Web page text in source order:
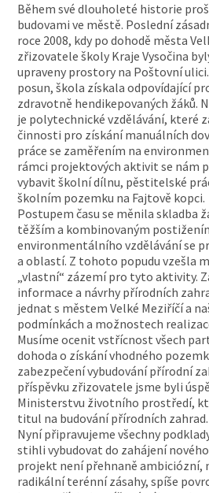
Během své dlouholeté historie
budovami ve městě. Poslední
roce 2008, kdy po dohodě města
zřizovatele školy Kraje Vysočina
upraveny prostory na Poštovní
posun, škola získala odpovídající
zdravotně hendikepovaných žáků.
je polytechnické vzdělávání, které
činnosti pro získání manuálních
práce se zaměřením na
rámci projektových aktivit se nám
vybavit školní dílnu, pěstitelské
školním pozemku na Fajtově kopci.
Postupem času se měnila skladba
těžším a kombinovaným
environmentálního vzdělávání se
a oblastí. Z tohoto popudu vzešla
„vlastní“ zázemí pro tyto aktivity.
informace a návrhy přírodních
jednat s městem Velké Meziříčí a
podmínkách a možnostech
Musíme ocenit vstřícnost všech
dohoda o získání vhodného
zabezpečení vybudování přírodní
příspěvku zřizovatele jsme byli
Ministerstvu životního prostředí,
titul na budování přírodních zahrad.
Nyní připravujeme všechny
stihli vybudovat do zahájení
projekt není přehnaně ambiciózní,
radikální terénní zásahy, spíše